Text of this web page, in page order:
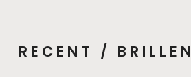
RECENT / BRILLEN